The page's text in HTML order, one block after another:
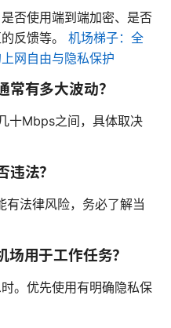
否使用端到端加密、是否
反馈等。 机场梯子：全
网自由与隐私保护
有多大波动？
十Mbps之间，具体取决
法？
法律风险，务必了解当
用于工作任务？
。优先使用有明确隐私保